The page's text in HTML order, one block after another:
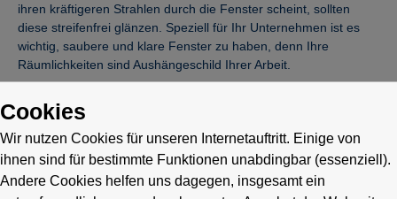
ihren kräftigeren Strahlen durch die Fenster scheint, sollten
diese streifenfrei glänzen. Speziell für Ihr Unternehmen ist es
wichtig, saubere und klare Fenster zu haben, denn Ihre
Räumlichkeiten sind Aushängeschild Ihrer Arbeit.
Cookies
Wir nutzen Cookies für unseren Internetauftritt. Einige von
ihnen sind für bestimmte Funktionen unabdingbar (essenziell).
Andere Cookies helfen uns dagegen, insgesamt ein